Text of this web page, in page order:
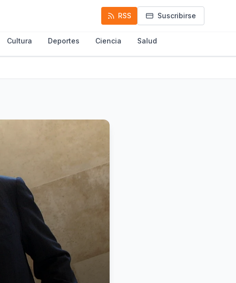
RSS Suscribirse
Cultura Deportes Ciencia Salud